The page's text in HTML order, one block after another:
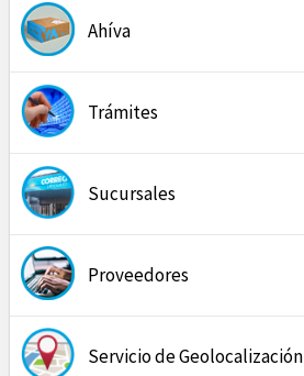
Ahíva
Trámites
Sucursales
Proveedores
Servicio de Geolocalización